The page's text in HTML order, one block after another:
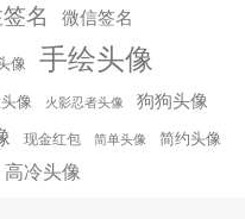
名 微信签名
像 手绘头像
像 火影忍者头像 狗狗头像
现金红包 简单头像 简约头像
高冷头像